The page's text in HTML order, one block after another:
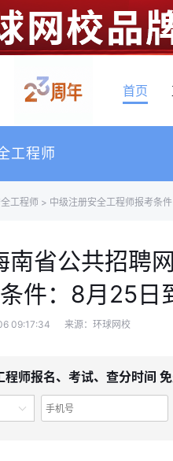
首页
工程师
工程师 > 中级注册安全工程师报考条件
省公共招聘
件：8月25日
09:17:34 来源：环球网校
程师报名、考试、查分时间